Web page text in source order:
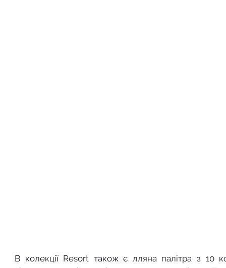
В колекції Resort також є лляна палітра з 10